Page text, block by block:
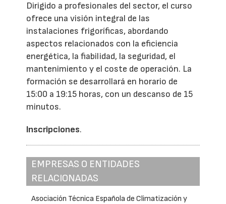
Dirigido a profesionales del sector, el curso
ofrece una visión integral de las
instalaciones frigoríficas, abordando
aspectos relacionados con la eficiencia
energética, la fiabilidad, la seguridad, el
mantenimiento y el coste de operación. La
formación se desarrollará en horario de
15:00 a 19:15 horas, con un descanso de 15
minutos.
Inscripciones.
EMPRESAS O ENTIDADES
RELACIONADAS
Asociación Técnica Española de Climatización y